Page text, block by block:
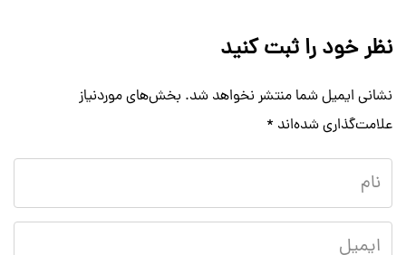
نظر خود را ثبت کنید
نشانی ایمیل شما منتشر نخواهد شد. بخش‌های موردنیاز
علامت‌گذاری شده‌اند *